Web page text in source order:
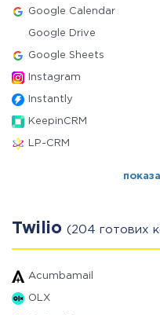
Google Calendar
Google Drive
Google Sheets
Instagram
Instantly
KeepinCRM
LP-CRM
Twilio (204 готових
Acumbamail
OLX